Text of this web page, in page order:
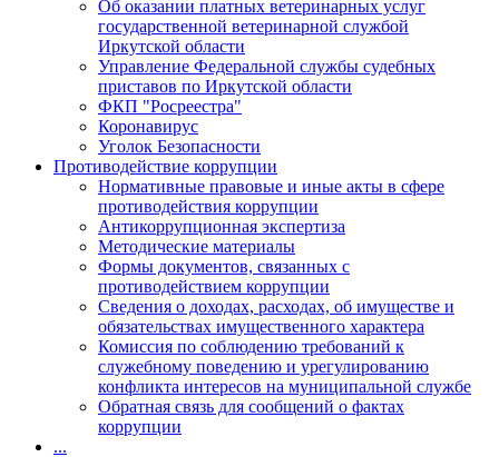
Об оказании платных ветеринарных услуг
государственной ветеринарной службой
Иркутской области
Управление Федеральной службы судебных
приставов по Иркутской области
ФКП "Росреестра"
Коронавирус
Уголок Безопасности
Противодействие коррупции
Нормативные правовые и иные акты в сфере
противодействия коррупции
Антикоррупционная экспертиза
Методические материалы
Формы документов, связанных с
противодействием коррупции
Сведения о доходах, расходах, об имуществе и
обязательствах имущественного характера
Комиссия по соблюдению требований к
служебному поведению и урегулированию
конфликта интересов на муниципальной службе
Обратная связь для сообщений о фактах
коррупции
...